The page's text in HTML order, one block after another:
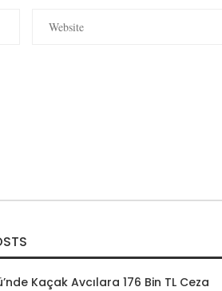
Kaçak Avcılara 176 Bin TL Ceza